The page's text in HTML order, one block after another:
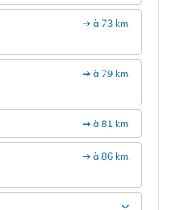
➔ à 73 km.
➔ à 79 km.
➔ à 81 km.
➔ à 86 km.